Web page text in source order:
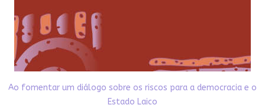
Ao fomentar um diálogo sobre os riscos para a democracia e o
Estado Laico